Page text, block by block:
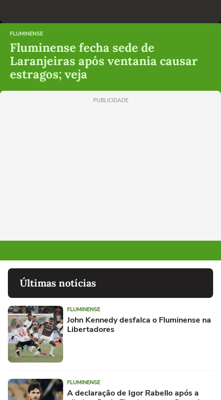
FLUMINENSE
Fluminense fecha sede de
Laranjeiras após ventania causar
estragos; veja
PUBLICIDADE
Últimas notícias
FLUMINENSE
John Kennedy desfalca o Fluminense na
Libertadores
FLUMINENSE
A declaração de Igor Rabello após a